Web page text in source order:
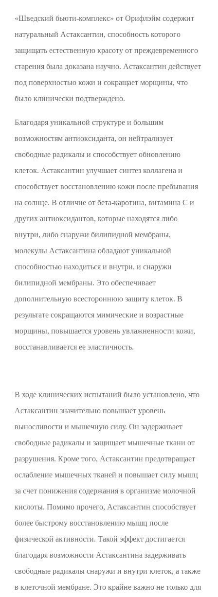
«Шведский бьюти-комплекс» от Орифлэйм содержит
натуральный Астаксантин, способность которого
защищать естественную красоту от преждевременного
старения была доказана научно. Астаксантин действует
под поверхностью кожи и сокращает морщины, что
было клинически подтверждено.
Благодаря уникальной структуре и большим
возможностям антиоксиданта, он нейтрализует
свободные радикалы и способствует обновлению
клеток. Астаксантин улучшает синтез коллагена и
способствует восстановлению кожи после пребывания
на солнце. В отличие от бета-каротина, витамина C и
других антиоксидантов, которые находятся либо
внутри, либо снаружи билипидной мембраны,
молекулы Астаксантина обладают уникальной
способностью находиться и внутри, и снаружи
билипидной мембраны. Это обеспечивает
дополнительную всестороннюю защиту клеток. В
результате сокращаются мимические и возрастные
морщины, повышается уровень увлажненности кожи,
восстанавливается ее эластичность.
В ходе клинических испытаний было установлено, что
Астаксантин значительно повышает уровень
выносливости и мышечную силу. Он задерживает
свободные радикалы и защищает мышечные ткани от
разрушения. Кроме того, Астаксантин предотвращает
ослабление мышечных тканей и повышает силу мышц
за счет понижения содержания в организме молочной
кислоты. Помимо прочего, Астаксантин способствует
более быстрому восстановлению мышц после
физической активности. Такой эффект достигается
благодаря возможности Астаксантина задерживать
свободные радикалы снаружи и внутри клеток, а также
в клеточной мембране. Это крайне важно не только для